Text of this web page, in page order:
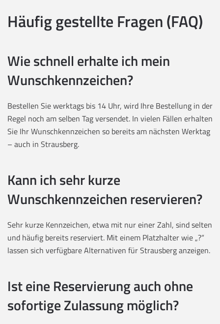
Häufig gestellte Fragen (FAQ)
Wie schnell erhalte ich mein
Wunschkennzeichen?
Bestellen Sie werktags bis 14 Uhr, wird Ihre Bestellung in der
Regel noch am selben Tag versendet. In vielen Fällen erhalten
Sie Ihr Wunschkennzeichen so bereits am nächsten Werktag
– auch in Strausberg.
Kann ich sehr kurze
Wunschkennzeichen reservieren?
Sehr kurze Kennzeichen, etwa mit nur einer Zahl, sind selten
und häufig bereits reserviert. Mit einem Platzhalter wie „?“
lassen sich verfügbare Alternativen für Strausberg anzeigen.
Ist eine Reservierung auch ohne
sofortige Zulassung möglich?